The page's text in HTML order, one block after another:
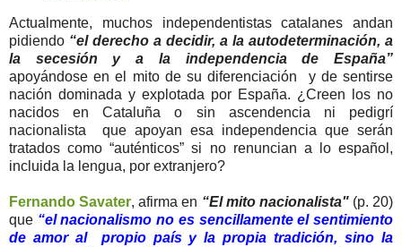
Actualmente, muchos independentistas catalanes andan
pidiendo “el derecho a decidir, a la autodeterminación, a
la secesión y a la independencia de España”
apoyándose en el mito de su diferenciación y de sentirse
nación dominada y explotada por España. ¿Creen los no
nacidos en Cataluña o sin ascendencia ni pedigrí
nacionalista que apoyan esa independencia que serán
tratados como “auténticos” si no renuncian a lo español,
incluida la lengua, por extranjero?
Fernando Savater, afirma en “El mito nacionalista"(p. 20)
que “el nacionalismo no es sencillamente el sentimiento
de amor al propio país y la propia tradición, sino la